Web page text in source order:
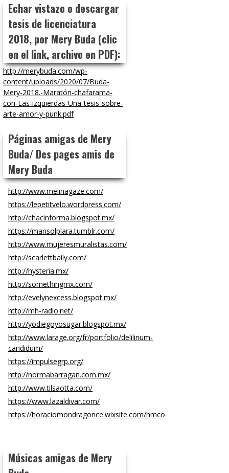
Echar vistazo o descargar
tesis de licenciatura
2018, por Mery Buda (clic
en el link, archivo en PDF):
http://merybuda.com/wp-
content/uploads/2020/07/Buda-
Mery-2018.-Maratón-chafarama-
con-Las-izquierdas-Una-tesis-sobre-
arte-amor-y-punk.pdf
Páginas amigas de Mery
Buda/ Des pages amis de
Mery Buda
http://www.melinagaze.com/
https://lepetitvelo.wordpress.com/
http://chacinforma.blogspot.mx/
https://marisolplara.tumblr.com/
http://www.mujeresmuralistas.com/
http://scarlettbaily.com/
http://hysteria.mx/
http://somethingmx.com/
http://evelynexcess.blogspot.mx/
http://mh-radio.net/
http://yodiegoyosugar.blogspot.mx/
http://www.larage.org/fr/portfolio/delilirium-
candidum/
https://impulsegrp.org/
http://normabarragan.com.mx/
http://www.tilsaotta.com/
https://www.lazaldivar.com/
https://horaciomondragonce.wixsite.com/hmco
Músicas amigas de Mery